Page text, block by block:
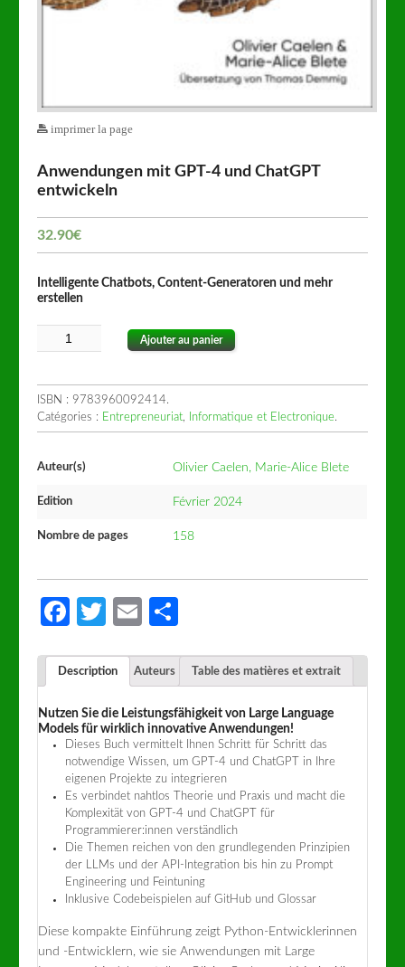
imprimer la page
Anwendungen mit GPT-4 und ChatGPT
entwickeln
32.90€
Intelligente Chatbots, Content-Generatoren und mehr
erstellen
Ajouter au panier
ISBN : 9783960092414.
Catégories : Entrepreneuriat, Informatique et Electronique.
Auteur(s) Olivier Caelen, Marie-Alice Blete
Edition Février 2024
Nombre de pages 158
Facebook
Twitter
Email
Description Auteurs Table des matières et extrait
Nutzen Sie die Leistungsfähigkeit von Large Language
Models für wirklich innovative Anwendungen!
Dieses Buch vermittelt Ihnen Schritt für Schritt das
notwendige Wissen, um GPT-4 und ChatGPT in Ihre
eigenen Projekte zu integrieren
Es verbindet nahtlos Theorie und Praxis und macht die
Komplexität von GPT-4 und ChatGPT für
Programmierer:innen verständlich
Die Themen reichen von den grundlegenden Prinzipien
der LLMs und der API-Integration bis hin zu Prompt
Engineering und Feintuning
Inklusive Codebeispielen auf GitHub und Glossar
Diese kompakte Einführung zeigt Python-Entwicklerinnen
und -Entwicklern, wie sie Anwendungen mit Large